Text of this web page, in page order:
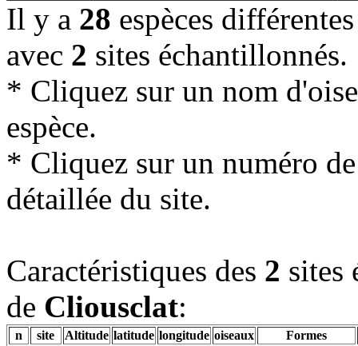
Il y a 28 espèces
avec 2 sites échantillonnés.
* Cliquez sur un nom
espèce.
* Cliquez sur un numéro
détaillée du site.
Caractéristiques des 2 sites
de Cliousclat:
n site Altitude latitude longitude oiseaux Formes